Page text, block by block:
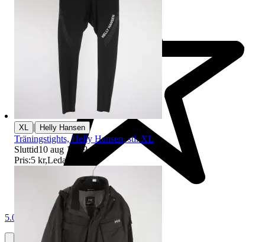
5.0
XL | Helly Hansen
Träningstights, Helly Hansen, stl. XL
Sluttid10 aug 18:59.
Pris:5 kr,Ledande bud